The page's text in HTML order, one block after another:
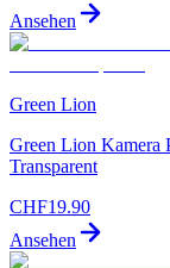
Ansehen
Green Lion
Green Lion Kamera
Transparent
CHF19.90
Ansehen